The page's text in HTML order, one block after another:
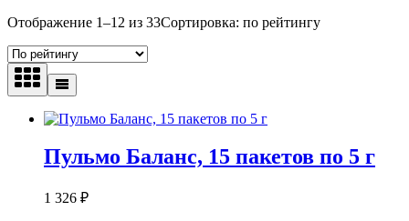
Отображение 1–12 из 33Сортировка: по рейтингу
Пульмо Баланс, 15 пакетов по 5 г
1 326 ₽